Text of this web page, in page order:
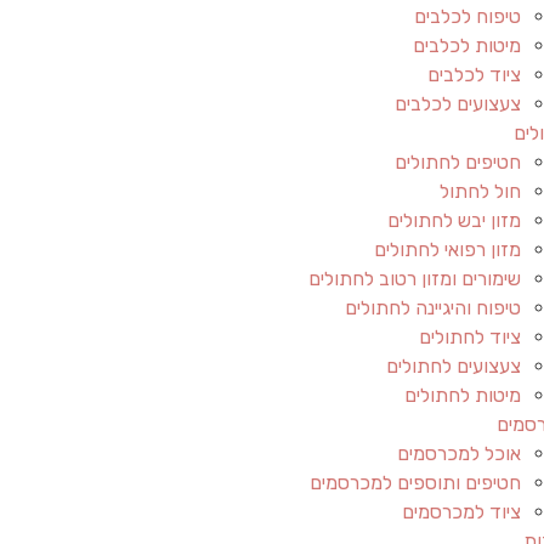
טיפוח לכלבים
מיטות לכלבים
ציוד לכלבים
צעצועים לכלבים
חטיפים לחתולים
חול לחתול
מזון יבש לחתולים
מזון רפואי לחתולים
שימורים ומזון רטוב לחתולים
טיפוח והיגיינה לחתולים
ציוד לחתולים
צעצועים לחתולים
מיטות לחתולים
אוכל למכרסמים
חטיפים ותוספים למכרסמים
ציוד למכרסמים